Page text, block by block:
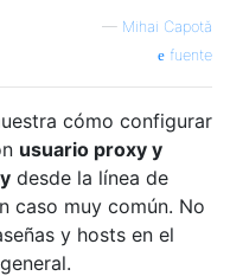
— Mihai Capotă
fuente
cómo configurar
usuario proxy y
desde la línea de
caso muy común. No
y hosts en el